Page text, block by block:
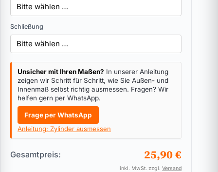
Schließung
Unsicher mit Ihren Maßen? In unserer Anleitung
zeigen wir Schritt für Schritt, wie Sie Außen- und
Innenmaß selbst richtig ausmessen. Fragen? Wir
helfen gern per WhatsApp.
Frage per WhatsApp
Anleitung: Zylinder ausmessen
Gesamtpreis: 25,90 €
inkl. MwSt. zzgl.Versand